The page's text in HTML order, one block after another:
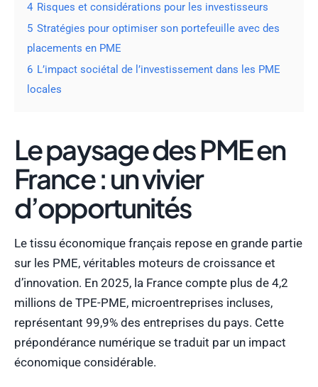
4 Risques et considérations pour les investisseurs
5 Stratégies pour optimiser son portefeuille avec des
placements en PME
6 L’impact sociétal de l’investissement dans les PME
locales
Le paysage des PME en
France : un vivier
d’opportunités
Le tissu économique français repose en grande partie
sur les PME, véritables moteurs de croissance et
d’innovation. En 2025, la France compte plus de 4,2
millions de TPE-PME, microentreprises incluses,
représentant 99,9% des entreprises du pays. Cette
prépondérance numérique se traduit par un impact
économique considérable.